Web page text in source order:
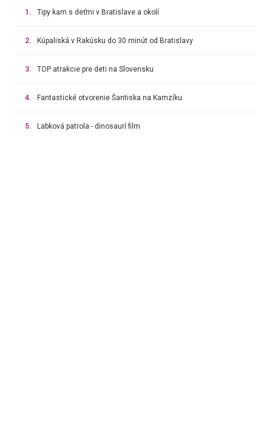
1. Tipy kam s deťmi v Bratislave a okolí
2. Kúpaliská v Rakúsku do 30 minút od Bratislavy
3. TOP atrakcie pre deti na Slovensku
4. Fantastické otvorenie Šantiska na Kamzíku
5. Labková patrola - dinosaurí film